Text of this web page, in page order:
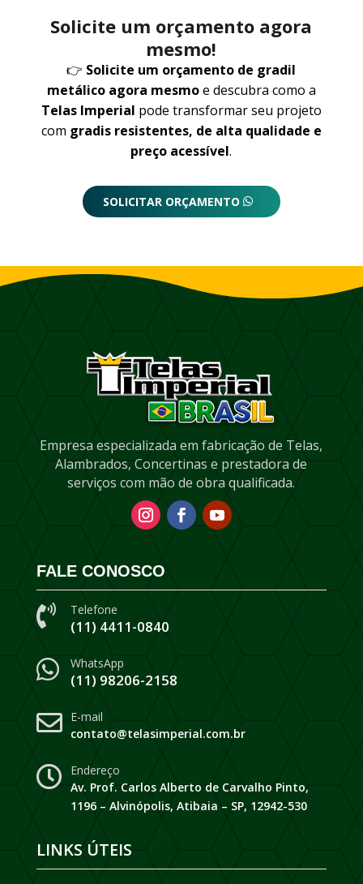
Solicite um orçamento agora
mesmo!
👉 Solicite um orçamento de gradil
metálico agora mesmoe descubra como a
Telas Imperial pode transformar seu projeto
com gradis resistentes, de alta qualidade e
preço acessível.
SOLICITAR ORÇAMENTO
Empresa especializada em fabricação de Telas,
Alambrados, Concertinas e prestadora de
serviços com mão de obra qualificada.
FALE CONOSCO
 Telefone
(11) 4411-0840
 WhatsApp
(11) 98206-2158
 E-mail
contato@telasimperial.com.br

Endereço
Av. Prof. Carlos Alberto de Carvalho Pinto,
1196 – Alvinópolis, Atibaia – SP, 12942-530
LINKS ÚTEIS